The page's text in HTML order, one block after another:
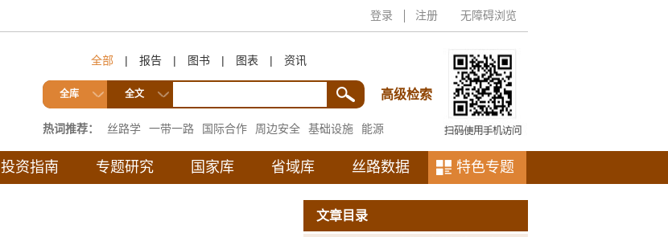
登录 注册 无障碍浏览
全部 | 报告 | 图书 | 图表 | 资讯
全库 全文 高级检索
热词推荐： 丝路学 一带一路 国际合作 周边安全 基础设施
能源
互联互通
投资指南 专题研究 国家库 省域库 丝路数据 特色专题
文章目录